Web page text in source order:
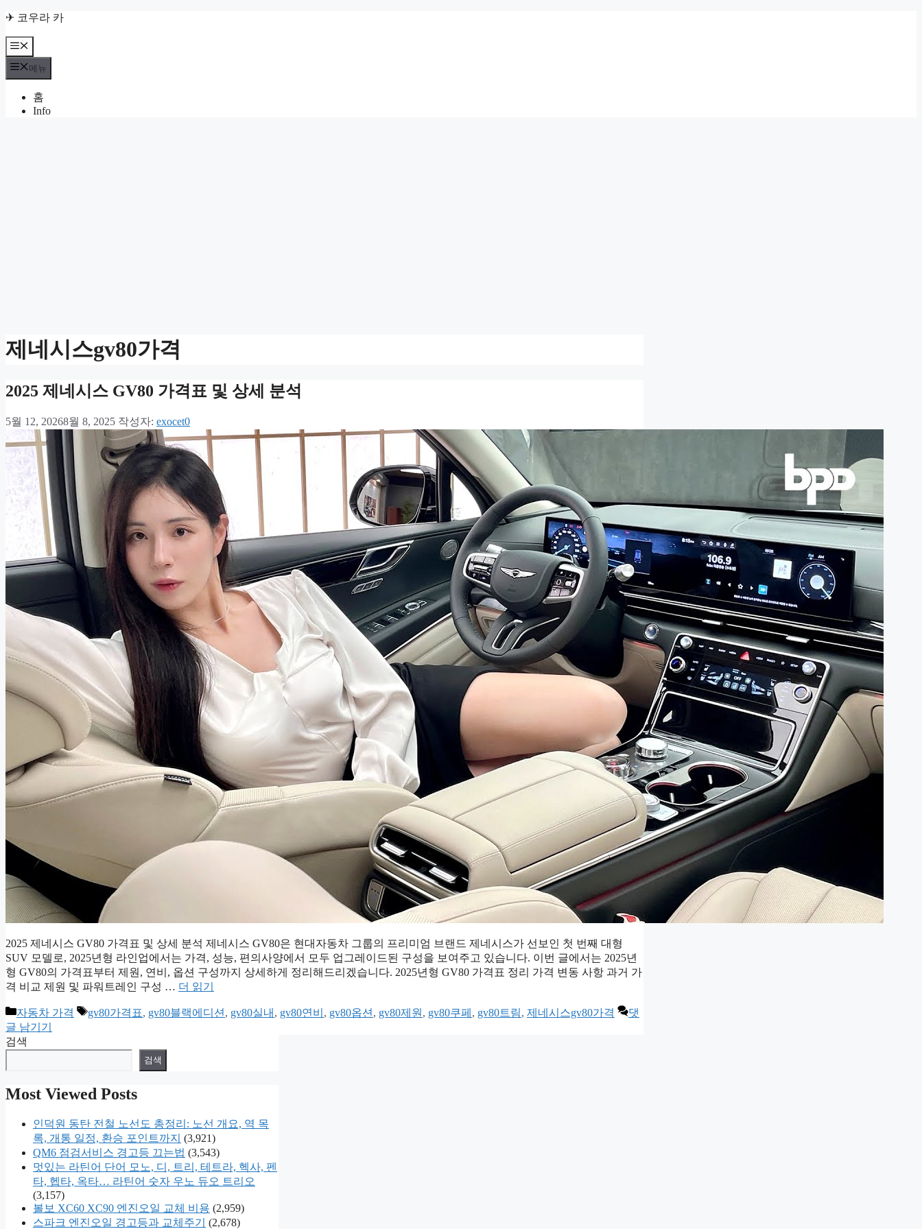
컨
츠
로
✈ 코우라 카
메
뉴
메뉴
홈
Info
제네시스gv80가격
2025 제네시스 GV80 가격표 및 상세 분석
5월 12, 20268월 8, 2025 작성자: exocet0
2025 제네시스 GV80 가격표 및 상세 분석 제네시스 GV80은 현대자동차 그룹의 프리미엄 브랜드 제네시스가 선보인 첫 번째 대형
SUV 모델로, 2025년형 라인업에서는 가격, 성능, 편의사양에서 모두 업그레이드된 구성을 보여주고 있습니다. 이번 글에서는 2025년
형 GV80의 가격표부터 제원, 연비, 옵션 구성까지 상세하게 정리해드리겠습니다. 2025년형 GV80 가격표 정리 가격 변동 사항 과거 가
격 비교 제원 및 파워트레인 구성 … 더 읽기
카
테
고
리
자동차 가격
태
gv80가격표, gv80블랙에디션, gv80실내 , gv80연비 , gv80옵션, gv80제원, gv80쿠페 , gv80트림, 제네시스gv80가격
댓
글 남기기
검색
검색
Most Viewed Posts
인덕원 동탄 전철 노선도 총정리: 노선 개요, 역 목
록, 개통 일정, 환승 포인트까지 (3,921)
QM6 점검서비스 경고등 끄는법 (3,543)
멋있는 라틴어 단어 모노, 디, 트리, 테트라, 헥사, 펜
타, 헵타, 옥타… 라틴어 숫자 우노 듀오 트리오
(3,157)
볼보 XC60 XC90 엔진오일 교체 비용 (2,959)
스파크 엔진오일 경고등과 교체주기
(2,678)